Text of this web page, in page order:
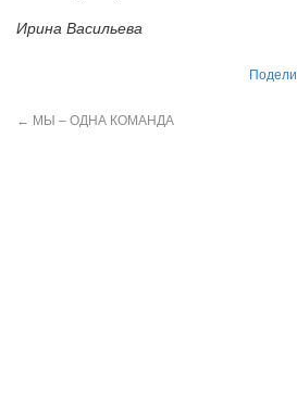
Ирина Васильева
← МЫ – ОДНА КОМАНДА